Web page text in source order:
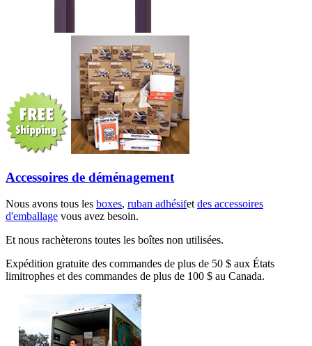
Accessoires de déménagement
Nous avons tous les boxes, ruban adhésifetdes accessoires
d'emballage vous avez besoin.
Et nous rachèterons toutes les boîtes non utilisées.
Expédition gratuite des commandes de plus de 50 $ aux États
limitrophes et des commandes de plus de 100 $ au Canada.